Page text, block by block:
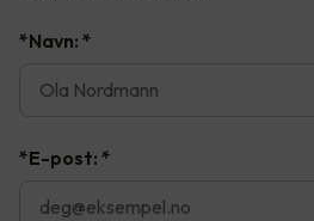
*Navn: *
*E-post: *